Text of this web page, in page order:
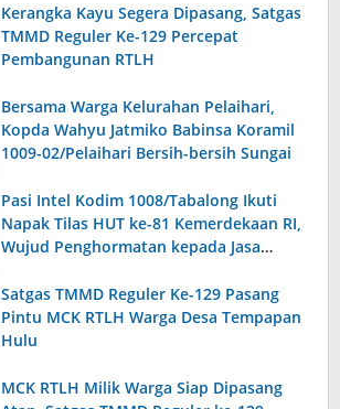
Kerangka Kayu Segera Dipasang, Satgas
TMMD Reguler Ke-129 Percepat
Pembangunan RTLH
Bersama Warga Kelurahan Pelaihari,
Kopda Wahyu Jatmiko Babinsa Koramil
1009-02/Pelaihari Bersih-bersih Sungai
Pasi Intel Kodim 1008/Tabalong Ikuti
Napak Tilas HUT ke-81 Kemerdekaan RI,
Wujud Penghormatan kepada Jasa
Satgas TMMD Reguler Ke-129 Pasang
Pintu MCK RTLH Warga Desa Tempapan
Hulu
MCK RTLH Milik Warga Siap Dipasang